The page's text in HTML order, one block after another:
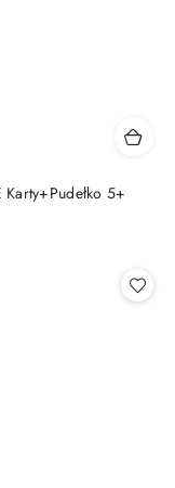
5+